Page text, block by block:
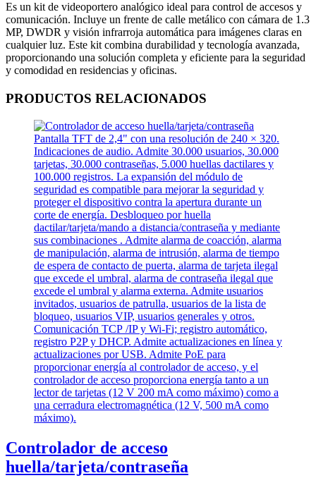
Es un kit de videoportero analógico ideal para control de accesos y
comunicación. Incluye un frente de calle metálico con cámara de 1.3
MP, DWDR y visión infrarroja automática para imágenes claras en
cualquier luz. Este kit combina durabilidad y tecnología avanzada,
proporcionando una solución completa y eficiente para la seguridad
y comodidad en residencias y oficinas.
PRODUCTOS RELACIONADOS
Controlador de acceso
huella/tarjeta/contraseña